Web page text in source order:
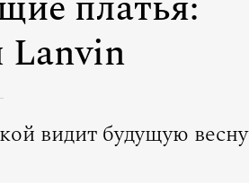
Lanvin
видит будущую весну